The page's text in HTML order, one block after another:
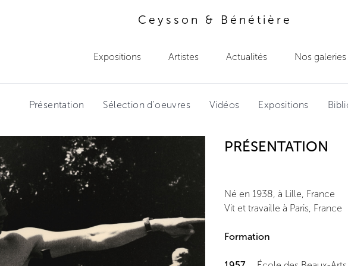
Ceysson & Bénétière
Expositions Artistes Actualités Nos galeries
Présentation Sélection d'oeuvres Vidéos Expositions
PRÉSENTATION
Né en 1938, à Lille, France
Vit et travaille à Paris, France
Formation